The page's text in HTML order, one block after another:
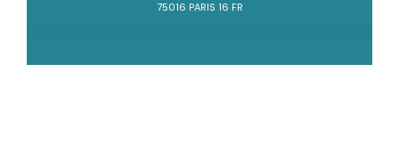
75016 PARIS 16 FR